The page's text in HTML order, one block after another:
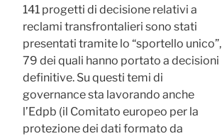
141 progetti di decisione relativi a
reclami transfrontalieri sono stati
presentati tramite lo “sportello unico”,
79 dei quali hanno portato a decisioni
definitive. Su questi temi di
governance sta lavorando anche
l’Edpb (il Comitato europeo per la
protezione dei dati formato da